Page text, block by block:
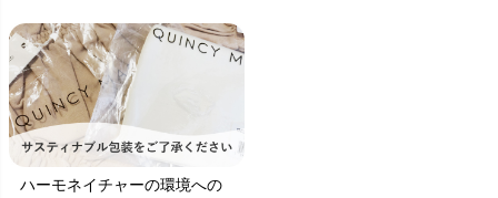
ハーモネイチャーの環境への